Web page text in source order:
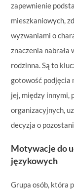
zapewnienie
mieszkaniowych,
wyzwaniami o
znaczenia
rodzinna. Są to
gotowość podjęcia
jej, między innymi,
organizacyjnych,
decyzja o
Motywacje do
językowych
Grupa osób, która